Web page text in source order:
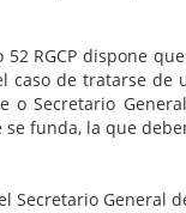
que las
caso de tratarse
o Secretario
funda, la que
General del CMER